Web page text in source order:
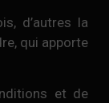
d’autres la
qui apporte
et de